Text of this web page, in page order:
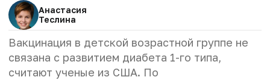
Анастасия
Теслина
Вакцинация в детской возрастной группе не
связана с развитием диабета 1-го типа,
считают ученые из США. По